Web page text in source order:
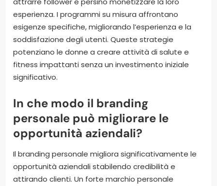
esperienza. I programmi su misura affrontano
esigenze specifiche, migliorando l’esperienza e la
soddisfazione degli utenti. Queste strategie
potenziano le donne a creare attività di salute e
fitness impattanti senza un investimento iniziale
significativo.
In che modo il branding
personale può migliorare le
opportunità aziendali?
Il branding personale migliora significativamente le
opportunità aziendali stabilendo credibilità e
attirando clienti. Un forte marchio personale